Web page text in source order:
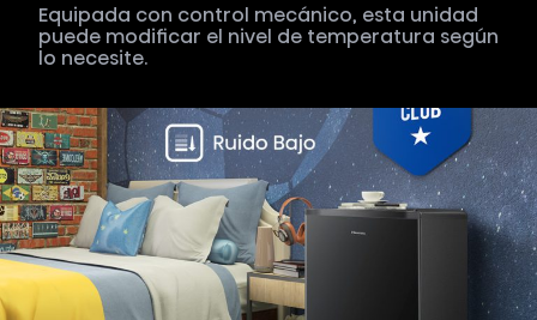
Equipada con control mecánico, esta unidad
puede modificar el nivel de temperatura según
lo necesite.